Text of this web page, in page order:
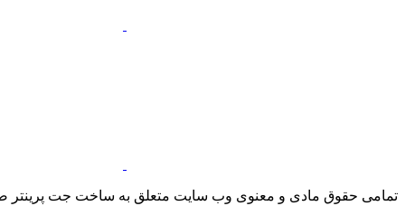
تمامی حقوق مادی و معنوی وب سایت متعلق به ساخت جت